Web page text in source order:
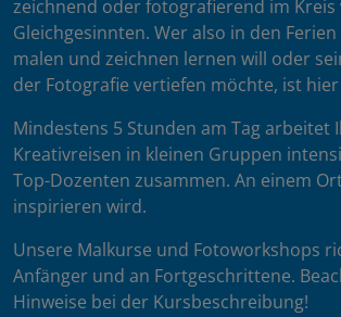
zeichnend oder fotografierend im Kreis
Gleichgesinnten. Wer also in den
malen und zeichnen lernen will oder
der Fotografie vertiefen möchte, ist
Mindestens 5 Stunden am Tag arbeitet
Kreativreisen in kleinen Gruppen
Top-Dozenten zusammen. An einem
inspirieren wird.
Unsere Malkurse und Fotoworkshops
Anfänger und an Fortgeschrittene.
Hinweise bei der Kursbeschreibung!